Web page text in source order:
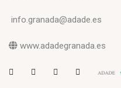
info.granada@adade.es
www.adadegranada.es